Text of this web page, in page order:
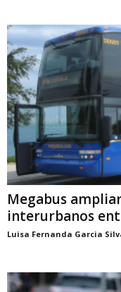
Megabus
interurbanos
Luisa Fernanda Garcia